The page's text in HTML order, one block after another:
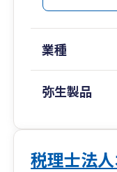
業種
弥生製品
税理士法